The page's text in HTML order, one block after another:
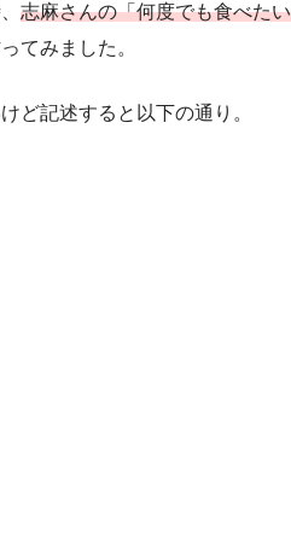
志麻さんの「何度でも食べたい
てみました。
ど記述すると以下の通り。